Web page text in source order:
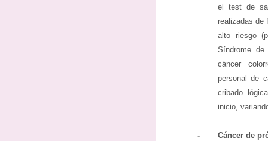
el test de
realizadas de
alto riesgo
Síndrome de
cáncer
personal de
cribado
inicio,
- Cáncer de